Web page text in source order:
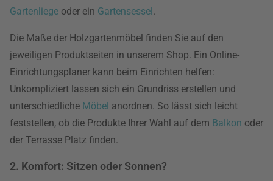
Gartenliege oder ein Gartensessel.
Die Maße der Holzgartenmöbel finden Sie auf den
jeweiligen Produktseiten in unserem Shop. Ein Online-
Einrichtungsplaner kann beim Einrichten helfen:
Unkompliziert lassen sich ein Grundriss erstellen und
unterschiedliche Möbel anordnen. So lässt sich leicht
feststellen, ob die Produkte Ihrer Wahl auf dem Balkon oder
der Terrasse Platz finden.
2. Komfort: Sitzen oder Sonnen?